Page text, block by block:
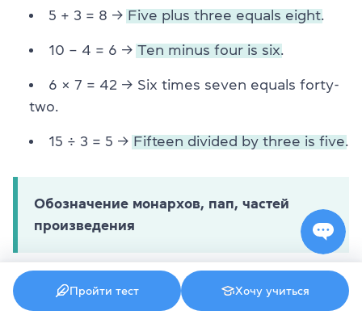
5 + 3 = 8 → Five plus three equals eight.
10 – 4 = 6 → Ten minus four is six.
6 × 7 = 42 → Six times seven equals forty-
two.
15 ÷ 3 = 5 → Fifteen divided by three is five.
Обозначение монархов, пап, частей
произведения
В этих случаях используются порядковые
числительные, которыев устной речи
Пройти тест Хочу учиться